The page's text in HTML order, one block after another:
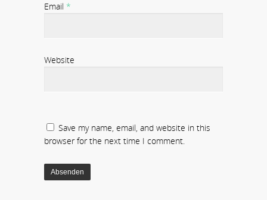
Email *
Website
Save my name, email, and website in this
browser for the next time I comment.